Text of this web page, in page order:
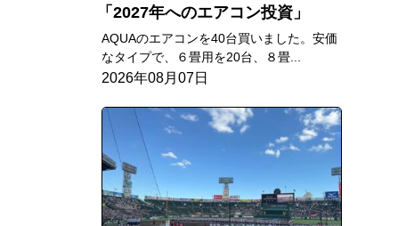
2027年へのエアコン投資
AQUAのエアコンを40台買いました。安価
なタイプで、６畳用を20台、８畳...
2026年08月07日